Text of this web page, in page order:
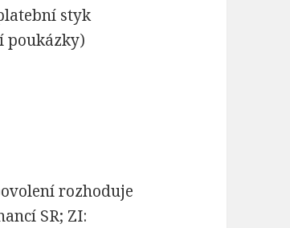
styk
poukázky)
rozhoduje
SR; ZI: